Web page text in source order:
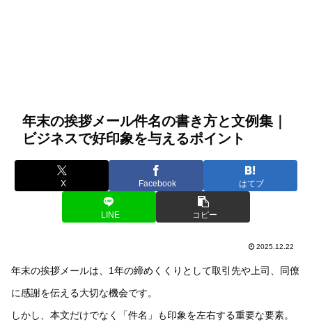
年末の挨拶メール件名の書き方と文例集｜
ビジネスで好印象を与えるポイント
X Facebook はてブ
LINE コピー
2025.12.22
年末の挨拶メールは、1年の締めくくりとして取引先や上司、同僚
に感謝を伝える大切な機会です。
しかし、本文だけでなく「件名」も印象を左右する重要な要素。